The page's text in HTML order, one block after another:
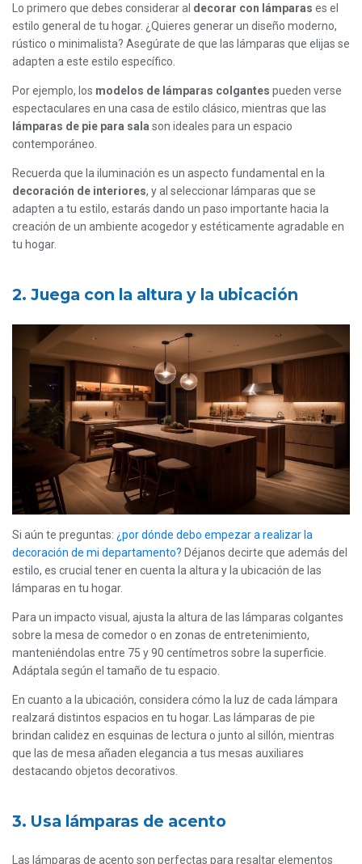
Lo primero que debes considerar al decorar con lámparas es el
estilo general de tu hogar. ¿Quieres generar un diseño moderno,
rústico o minimalista? Asegúrate de que las lámparas que elijas se
adapten a este estilo específico.
Por ejemplo, los modelos de lámparas colgantes pueden verse
espectaculares en una casa de estilo clásico, mientras que las
lámparas de pie para sala son ideales para un espacio
contemporáneo.
Recuerda que la iluminación es un aspecto fundamental en la
decoración de interiores, y al seleccionar lámparas que se
adapten a tu estilo, estarás dando un paso importante hacia la
creación de un ambiente acogedor y estéticamente agradable en
tu hogar.
2. Juega con la altura y la ubicación
Si aún te preguntas: ¿por dónde debo empezar a realizar la
decoración de mi departamento? Déjanos decirte que además del
estilo, es crucial tener en cuenta la altura y la ubicación de las
lámparas en tu hogar.
Para un impacto visual, ajusta la altura de las lámparas colgantes
sobre la mesa de comedor o en zonas de entretenimiento,
manteniéndolas entre 75 y 90 centímetros sobre la superficie.
Adáptala según el tamaño de tu espacio.
En cuanto a la ubicación, considera cómo la luz de cada lámpara
realzará distintos espacios en tu hogar. Las lámparas de pie
brindan calidez en esquinas de lectura o junto al sillón, mientras
que las de mesa añaden elegancia a tus mesas auxiliares
destacando objetos decorativos.
3. Usa lámparas de acento
Las lámparas de acento son perfectas para resaltar elementos